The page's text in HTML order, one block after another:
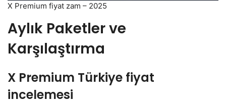
X Premium fiyat zam – 2025
Aylık Paketler ve
Karşılaştırma
X Premium Türkiye fiyat
incelemesi